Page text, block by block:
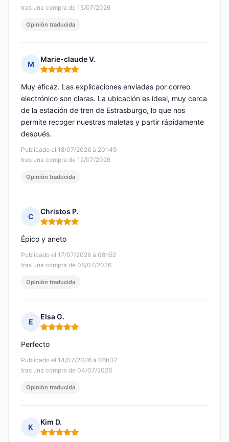
tras una compra de 15/07/2026
Opinión traducida
M
Marie-claude V.
Nota: 5 de 5
Publicado el 18/07/2026 à 20h49
tras una compra de 12/07/2026
Muy eficaz. Las explicaciones enviadas por correo
electrónico son claras. La ubicación es ideal, muy cerca
de la estación de tren de Estrasburgo, lo que nos
permite recoger nuestras maletas y partir rápidamente
después.
Opinión traducida
C
Christos P.
Nota: 5 de 5
Publicado el 17/07/2026 à 08h52
tras una compra de 06/07/2026
Épico y aneto
Opinión traducida
E
Elsa G.
Nota: 5 de 5
Publicado el 14/07/2026 à 06h32
tras una compra de 04/07/2026
Perfecto
Opinión traducida
K
Kim D.
Nota: 5 de 5